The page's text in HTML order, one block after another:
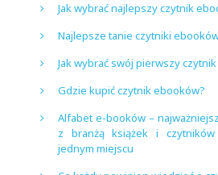
Jak wybrać najlepszy czytnik
Najlepsze tanie czytniki
Jak wybrać swój pierwszy
Gdzie kupić czytnik ebooków?
Alfabet e-booków –
z branżą książek i
jednym miejscu